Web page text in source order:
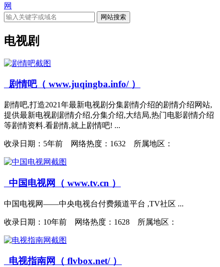
网
网站搜索
电视剧
剧情吧（ www.juqingba.info/ ）
剧情吧,打造2021年最新电视剧分集剧情介绍的剧情介绍网站,
提供最新电视剧剧情介绍,分集介绍,大结局,热门电影剧情介绍
等剧情资料.看剧情,就上剧情吧! ...
收录日期： 5年前 网络热度：1632 所属地区：
中国电视网（ www.tv.cn ）
中国电视网——中央电视台付费频道平台 ,TV社区 ...
收录日期： 10年前 网络热度：1628 所属地区：
电视指南网（ flvbox.net/ ）